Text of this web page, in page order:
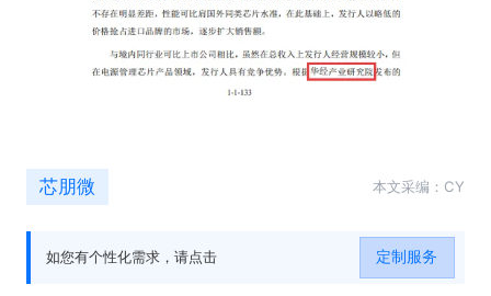
芯朋微 本文采编：CY
如您有个性化需求，请点击 定制服务